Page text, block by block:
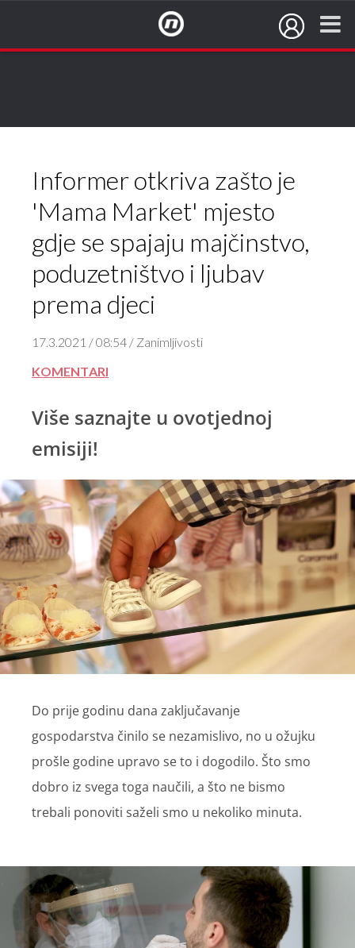
Informer otkriva zašto je
'Mama Market' mjesto
gdje se spajaju majčinstvo,
poduzetništvo i ljubav
prema djeci
17.3.2021 / 08:54 / Zanimljivosti
KOMENTARI
Više saznajte u ovotjednoj
emisiji!
Do prije godinu dana zaključavanje
gospodarstva činilo se nezamislivo, no u ožujku
prošle godine upravo se to i dogodilo. Što smo
dobro iz svega toga naučili, a što ne bismo
trebali ponoviti saželi smo u nekoliko minuta.